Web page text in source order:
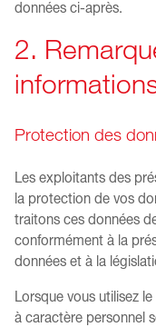
données ci-après.
2.
Protection des
Les exploitants des
la protection de vos
traitons ces données
conformément à la
données et à la
Lorsque vous utilisez
à caractère personnel